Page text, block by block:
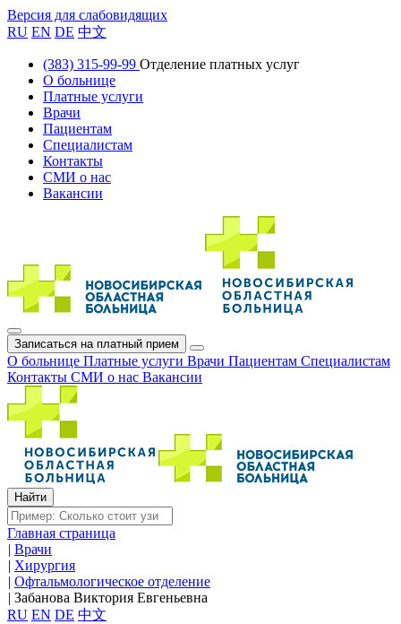
Версия для слабовидящих
RU EN DE 中文
(383) 315-99-99 Отделение платных услуг
О больнице
Платные услуги
Врачи
Пациентам
Специалистам
Контакты
СМИ о нас
Вакансии
Записаться на платный прием
О больнице Платные услуги Врачи Пациентам Специалистам
Контакты СМИ о нас Вакансии
Главная страница
| Врачи
| Хирургия
| Офтальмологическое отделение
| Забанова Виктория Евгеньевна
RU EN DE 中文